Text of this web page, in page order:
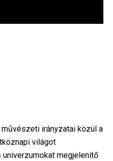
irányzatai közül a
világot
megjelenítő